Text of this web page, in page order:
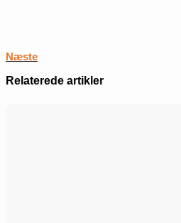
Næste
Relaterede artikler